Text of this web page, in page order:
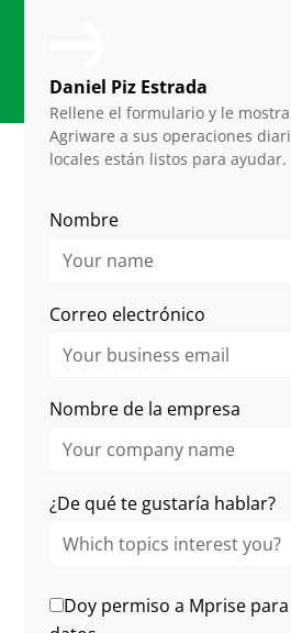
Daniel Piz Estrada
Rellene el formulario y le
Agriware a sus operaciones
locales están listos para ayudar.
Nombre
Correo electrónico
Nombre de la empresa
¿De qué te gustaría hablar?
Doy permiso a Mprise
Related
Agriware team